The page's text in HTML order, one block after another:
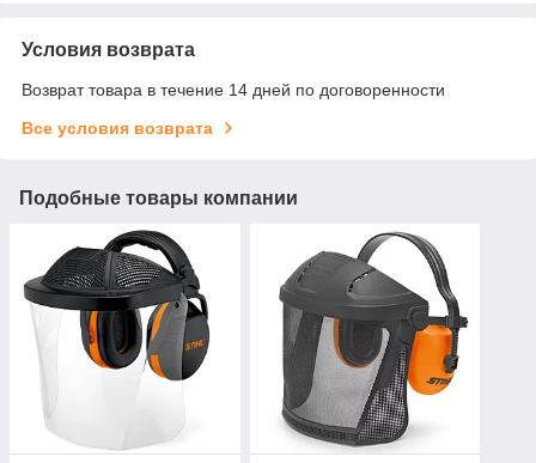
Условия возврата
Возврат товара в течение 14 дней по договоренности
Все условия возврата
Подобные товары компании